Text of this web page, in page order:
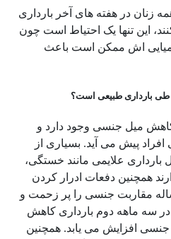
زنان در هفته های آخر بارداری
این تنها یک احتیاط است چون
اش ممکن است باعث
طی بارداری طبیعی است؟
کاهش میل جنسی وجود دارد و
پیش می آید. بسیاری از
علایمی مانند خستگی،
همچنین دفعات ادرار کردن
مقاربت جنسی را پر زحمت و
در سه ماهه دوم بارداری کاهش
افزایش می یابد. همچنین